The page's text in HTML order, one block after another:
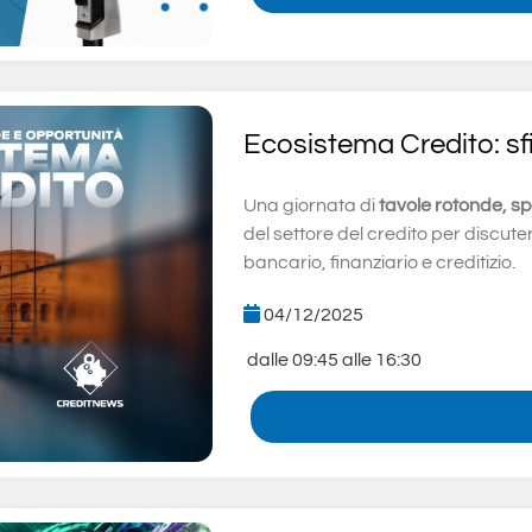
Ecosistema Credito:
Una giornata ditavole rotonde,
del settore del credito per
bancario, finanziario e creditizio.
04/12/2025
dalle 09:45 alle 16:30